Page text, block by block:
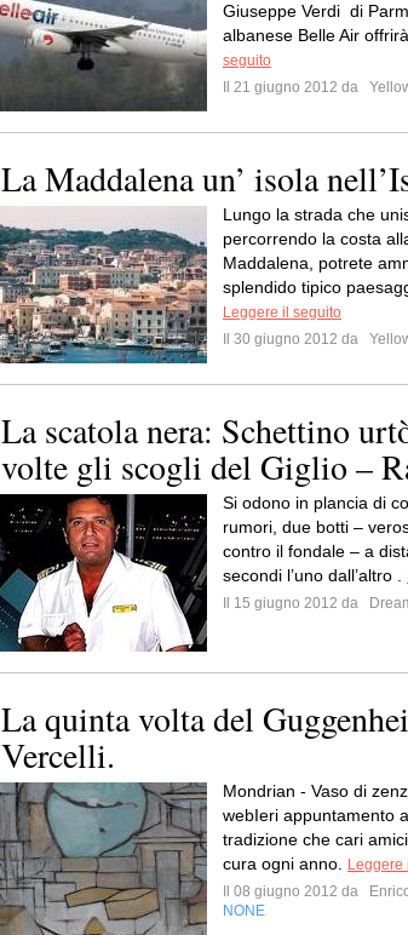
Giuseppe Verdi di
albanese Belle Air
seguito
Il 21 giugno 2012 da
La Maddalena un’ isola
Lungo la strada che
percorrendo la costa
Maddalena, potrete
splendido tipico
Leggere il seguito
Il 30 giugno 2012 da
La scatola nera: Schettino
volte gli scogli del Giglio –
Si odono in plancia di
rumori, due botti –
contro il fondale – a
secondi l’uno dall’altro .
Il 15 giugno 2012 da
La quinta volta del
Vercelli.
Mondrian - Vaso di
webIeri appuntamento
tradizione che cari
cura ogni anno.
Leggere
Il 08 giugno 2012 da
NONE